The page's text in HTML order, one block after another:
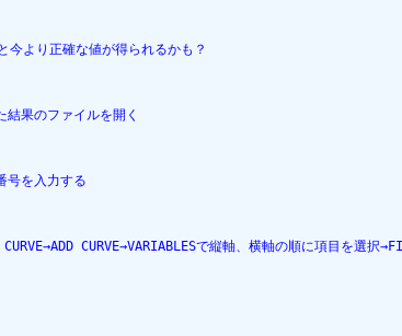
今より正確な値が得られるかも？
果のファイルを開く
号を入力する
CURVE→VARIABLESで縦軸、横軸の順に項目を選択